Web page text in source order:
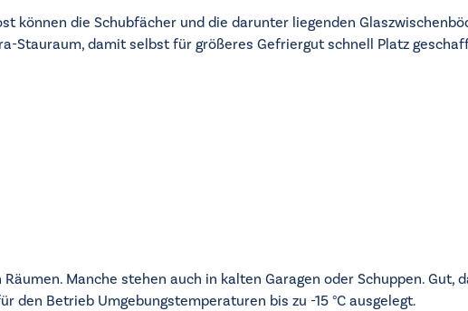
können die Schubfächer und die darunter liegenden
Stauraum, damit selbst für größeres Gefriergut schnell Platz
Manche stehen auch in kalten Garagen oder Schuppen. Gut,
den Betrieb Umgebungstemperaturen bis zu -15 °C ausgelegt.